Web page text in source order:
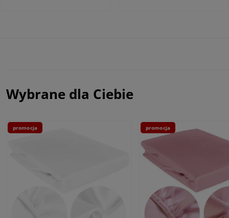
Wybrane dla Ciebie
promocja promocja